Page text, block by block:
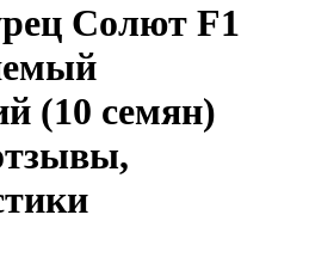
Солют F1
(10 семян)